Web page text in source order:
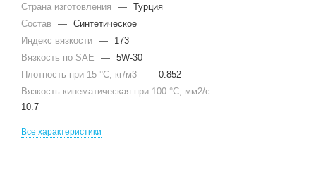
Страна изготовления — Турция
Состав
— Синтетическое
Индекс вязкости —
173
Вязкость по SAE
— 5W-30
Плотность при 15 °С, кг/м3 — 0.852
Вязкость кинематическая при 100 °С, мм2/с
—
10.7
Все характеристики